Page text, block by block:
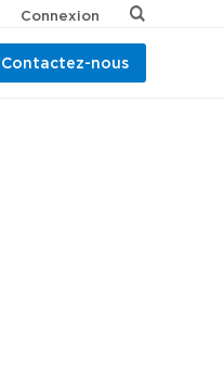
Contactez-nous
Connexion